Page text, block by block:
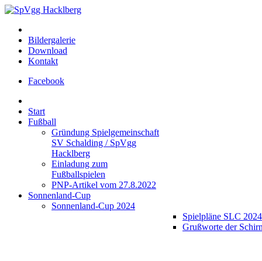
Bildergalerie
Download
Kontakt
Facebook
Start
Fußball
Gründung Spielgemeinschaft
SV Schalding / SpVgg
Hacklberg
Einladung zum
Fußballspielen
PNP-Artikel vom 27.8.2022
Sonnenland-Cup
Sonnenland-Cup 2024
Spielpläne SLC 2024
Grußworte der